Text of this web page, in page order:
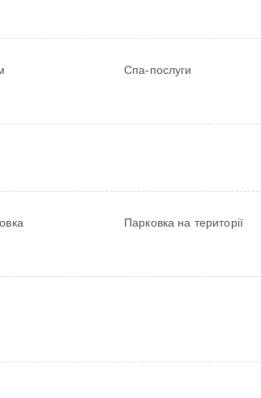
Спа-послуги
Парковка на території